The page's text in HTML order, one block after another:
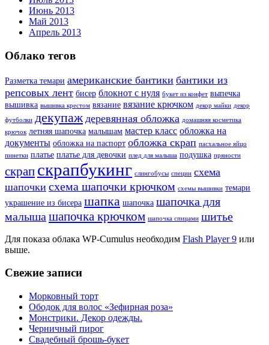
Июнь 2013
Май 2013
Апрель 2013
Облако тегов
Разметка темари американские бантики бантики из
репсовых лент бисер блокнот с нуля букет из конфет выпечка
вышивка вышивка крестом вязание вязание крючком декор майки декор
футболки декупаж деревянная обложка домашняя косметика
крючок летняя шапочка малышам мастер класс обложка на
документы обложка на паспорт обложка скрап пасхальное яйцо
пинетки платье платье для девочки плед для малыша подушка пряности
скрап скрапбукинг слингобусы специи схема
шапочки схема шапочки крючком схемы вышивки темари
украшение из бисера шапка шапочка шапочка для
малыша шапочка крючком шапочка спицами шитье
Для показа облака WP-Cumulus необходим Flash Player 9 или
выше.
Свежие записи
Морковный торт
Ободок для волос «Зефирная роза»
Монстрики. Декор одежды.
Черничный пирог
Свадебный брошь-букет